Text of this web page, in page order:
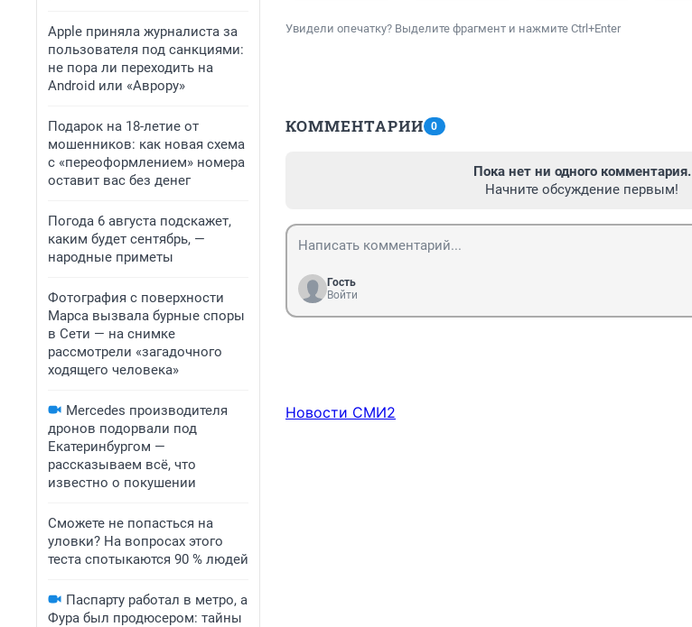
Apple приняла журналиста за
пользователя под санкциями:
не пора ли переходить на
Android или «Аврору»
Подарок на 18-летие от
мошенников: как новая схема
с «переоформлением» номера
оставит вас без денег
Погода 6 августа подскажет,
каким будет сентябрь, —
народные приметы
Фотография с поверхности
Марса вызвала бурные споры
в Сети — на снимке
рассмотрели «загадочного
ходящего человека»
Mercedes производителя
дронов подорвали под
Екатеринбургом —
рассказываем всё, что
известно о покушении
Сможете не попасться на
уловки? На вопросах этого
теста спотыкаются 90 % людей
Паспарту работал в метро, а
Фура был продюсером: тайны
Увидели опечатку? Выделите фрагмент и нажмите Ctrl+Enter
КОММЕНТАРИИ 0
Пока нет ни одного комментария.
Начните обсуждение первым!
Гость
Войти
Новости СМИ2